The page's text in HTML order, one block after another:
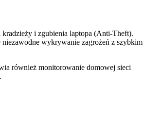
kradzieży i zgubienia laptopa (Anti-Theft).
niezawodne wykrywanie zagrożeń z szybkim
również monitorowanie domowej sieci